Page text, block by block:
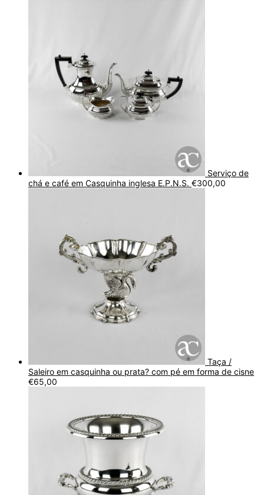
Serviço de
chá e café em Casquinha inglesa E.P.N.S. €300,00
Taça /
Saleiro em casquinha ou prata? com pé em forma de cisne
€65,00